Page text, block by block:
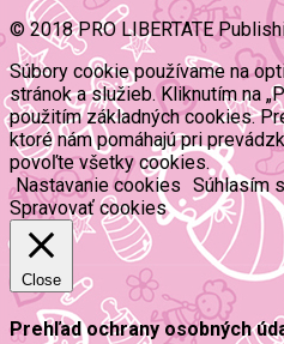
© 2018 PRO LIBERTATE
Súbory cookie používame na
stránok a služieb. Kliknutím na
použitím základných cookies.
ktoré nám pomáhajú pri
povoľte všetky cookies.
Nastavanie cookies Súhlasím
Spravovať cookies
Close
Prehľad ochrany osobných